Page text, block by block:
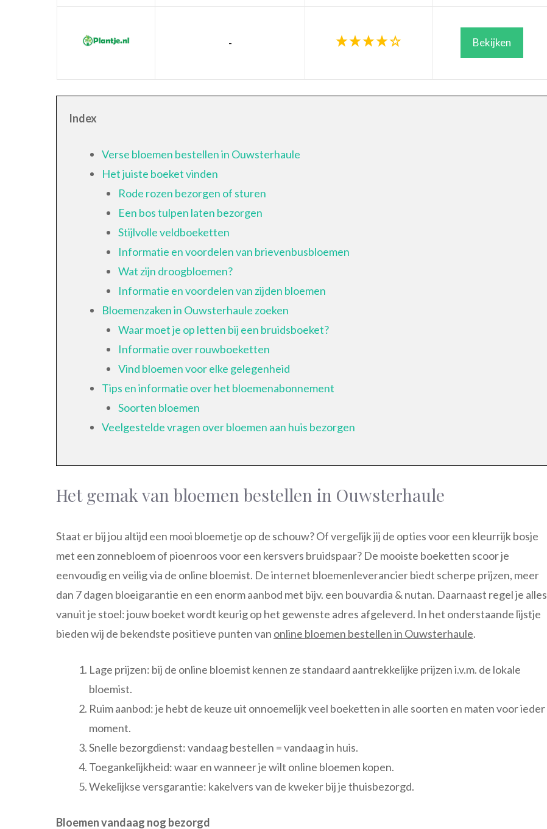
- Bekijken
Index
Verse bloemen bestellen in Ouwsterhaule
Het juiste boeket vinden
Rode rozen bezorgen of sturen
Een bos tulpen laten bezorgen
Stijlvolle veldboeketten
Informatie en voordelen van brievenbusbloemen
Wat zijn droogbloemen?
Informatie en voordelen van zijden bloemen
Bloemenzaken in Ouwsterhaule zoeken
Waar moet je op letten bij een bruidsboeket?
Informatie over rouwboeketten
Vind bloemen voor elke gelegenheid
Tips en informatie over het bloemenabonnement
Soorten bloemen
Veelgestelde vragen over bloemen aan huis bezorgen
Het gemak van bloemen bestellen in Ouwsterhaule
Staat er bij jou altijd een mooi bloemetje op de schouw? Of vergelijk jij de opties voor een kleurrijk bosje
met een zonnebloem of pioenroos voor een kersvers bruidspaar? De mooiste boeketten scoor je
eenvoudig en veilig via de online bloemist. De internet bloemenleverancier biedt scherpe prijzen, meer
dan 7 dagen bloeigarantie en een enorm aanbod met bijv. een bouvardia & nutan. Daarnaast regel je alles
vanuit je stoel: jouw boeket wordt keurig op het gewenste adres afgeleverd. In het onderstaande lijstje
bieden wij de bekendste positieve punten van online bloemen bestellen in Ouwsterhaule.
Lage prijzen: bij de online bloemist kennen ze standaard aantrekkelijke prijzen i.v.m. de lokale
bloemist.
Ruim aanbod: je hebt de keuze uit onnoemelijk veel boeketten in alle soorten en maten voor ieder
moment.
Snelle bezorgdienst: vandaag bestellen = vandaag in huis.
Toegankelijkheid: waar en wanneer je wilt online bloemen kopen.
Wekelijkse versgarantie: kakelvers van de kweker bij je thuisbezorgd.
Bloemen vandaag nog bezorgd